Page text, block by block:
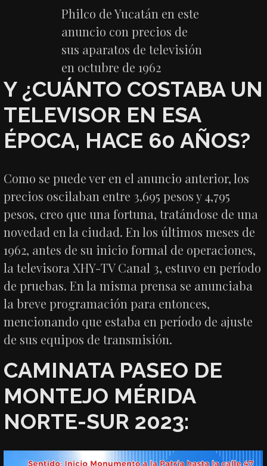
Philco de Yucatán en este
anuncio con precios de
sus aparatos de televisión
en octubre de 1962
Y ¿CUÁNTO COSTABA UN
TELEVISOR EN ESA
ÉPOCA, HACE 60 AÑOS?
Como se puede ver en el anuncio anterior, los
precios oscilaban entre 3,695 pesos y 4,795
pesos, creo que una fortuna, tratándose de una
novedad en la ciudad. En los últimos meses de
1962, antes de su inicio formal de operaciones,
la televisora XHY-TV Canal 3, estuvo en período
de pruebas. En la misma prensa se anunciaba
la breve programación para entonces,
mencionando que estaba en período de ajuste
de sus equipos de transmisión.
CAMINATA PASEO DE
MONTEJO MÉRIDA
NORTE-SUR 2023: